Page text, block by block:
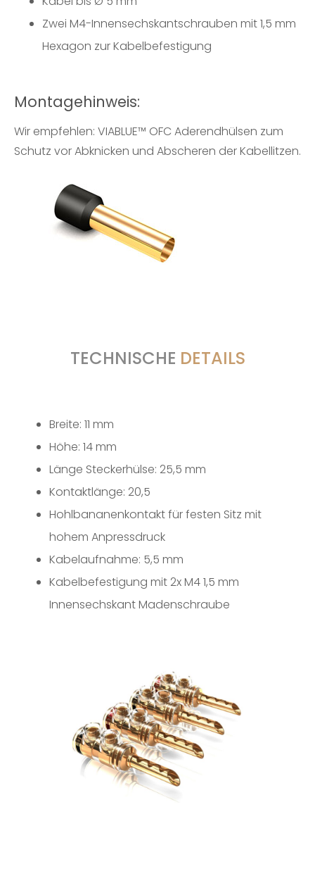
Zwei M4-Innensechskantschrauben mit 1,5 mm
Hexagon zur Kabelbefestigung
Montagehinweis:
Wir empfehlen: VIABLUE™ OFC Aderendhülsen zum
Schutz vor Abknicken und Abscheren der Kabellitzen.
TECHNISCHE DETAILS
Breite: 11 mm
Höhe: 14 mm
Länge Steckerhülse: 25,5 mm
Kontaktlänge: 20,5
Hohlbananenkontakt für festen Sitz mit
hohem Anpressdruck
Kabelaufnahme: 5,5 mm
Kabelbefestigung mit 2x M4 1,5 mm
Innensechskant Madenschraube